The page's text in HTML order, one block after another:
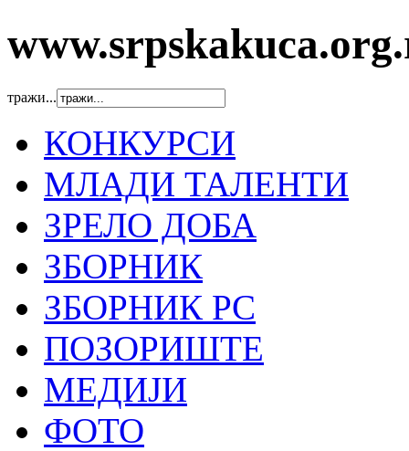
тражи...
КОНКУРСИ
МЛАДИ ТАЛЕНТИ
ЗРЕЛО ДОБА
ЗБОРНИК
ЗБОРНИК РС
ПОЗОРИШТЕ
МЕДИЈИ
ФОТО